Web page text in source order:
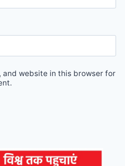
and website in this browser for